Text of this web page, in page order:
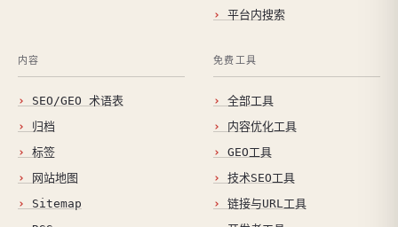
平台内搜索
内容
SEO/GEO 术语表
归档
标签
网站地图
Sitemap
免费工具
全部工具
内容优化工具
GEO工具
技术SEO工具
链接与URL工具